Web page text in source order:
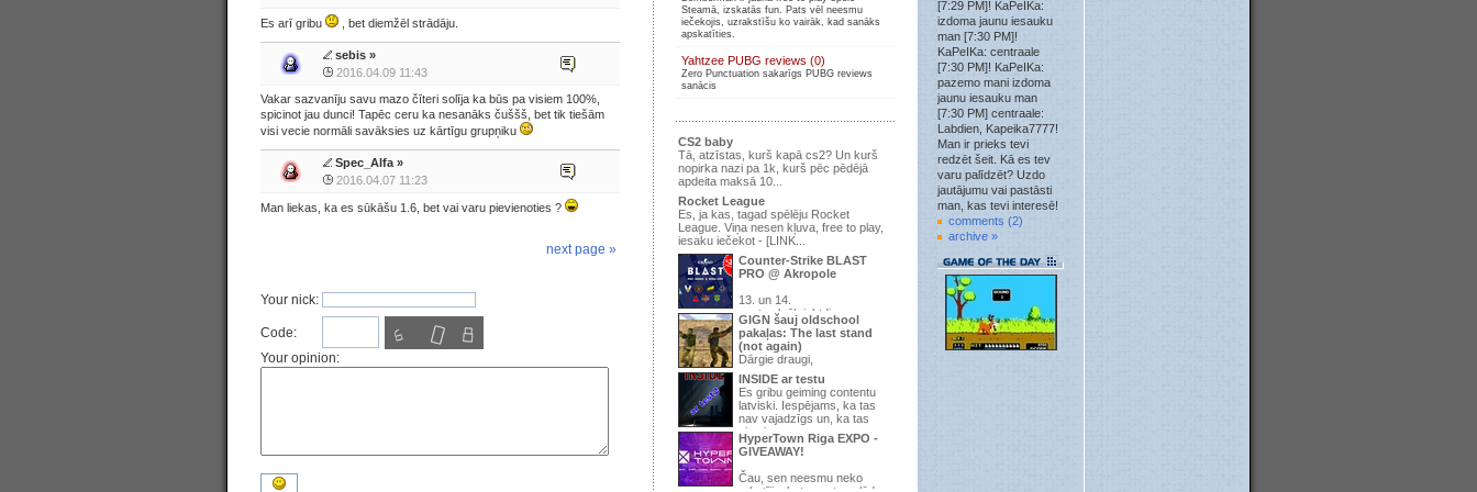
Es arī gribu , bet diemžēl strādāju.
sebis »
2016.04.09 11:43
Vakar sazvanīju savu mazo čīteri solīja ka būs pa visiem 100%,
spicinot jau dunci! Tapēc ceru ka nesanāks čuššš, bet tik tiešām
visi vecie normāli savāksies uz kārtīgu grupņiku
Spec_Alfa »
2016.04.07 11:23
Man liekas, ka es sūkāšu 1.6, bet vai varu pievienoties ?
next page »
Your nick:
Code:
Your opinion:
Wick3D »
tf2.kso.lv:27015
23. May
tf2.kso.lv:27015
23. May
Wick3D
Nākat spēlēt uz šo KSO PUB serveri tf2.kso.lv:27015
12. May
ok
10. May
struncis »
jau jau labu uztaisa, tad spēlē, šobrīd 9/24 un pirmā
diena
04. May
struncis »
1.6
04. May
.qoodbeep. »
strunci tas css vai 1.6?
struncis »
Ja gribar kādu zm+war3ftx 31lvl uzspēlēt, pievienojās
195.3.145.67:27015 , pēc šiem gadiem izdomāju
serveri uztaisīt atkal
04. May
attachment »
jauns forums
tikai kāda jēga
01. May
Trakaisspoks
Jup
struncis »
Vajag topiku uzraut par vakara šaušanu pubā.
.qoodbeep. »
Vispar doma kadam raut sho speli? Neesu speljis jau
kad vis sheit vienaa mirklii izmira.
.qoodbeep. »
Steamā, izskatās fun. Pats vēl neesmu
iečekojis, uzrakstīšu ko vairāk, kad sanāks
apskatīties.
Yahtzee PUBG reviews (0)
Zero Punctuation sakarīgs PUBG reviews
sanācis
CS2 baby
Tā, atzīstas, kurš kapā cs2? Un kurš
nopirka nazi pa 1k, kurš pēc pēdējā
apdeita maksā 10...
Rocket League
Es, ja kas, tagad spēlēju Rocket
League. Viņa nesen kļuva, free to play,
iesaku iečekot - [LINK...
Counter-Strike BLAST
PRO @ Akropole
13. un 14.
septembrī(piektdiena un
sestdiena), t/c “Akropole” Apollo Kino -
pirmo ...
GIGN šauj oldschool
pakaļas: The last stand
(not again)
Dārgie draugi,
Ir pienācis laiks parādīt, ka pēdējā
reize, kurā mēs domājam, ...
INSIDE ar testu
Es gribu geiming contentu
latviski. Iespējams, ka tas
nav vajadzīgs un, ka tas
viss ir s...
HyperTown Riga EXPO -
GIVEAWAY!
Čau, sen neesmu neko
[7:29 PM]! KaPeIKa:
izdoma jaunu iesauku
man [7:30 PM]!
KaPeIKa: centraale
[7:30 PM]! KaPeIKa:
pazemo mani izdoma
jaunu iesauku man
[7:30 PM] centraale:
Labdien, Kapeika7777!
Man ir prieks tevi
redzēt šeit. Kā es tev
varu palīdzēt? Uzdo
jautājumu vai pastāsti
man, kas tevi interesē!
comments (2)
archive »